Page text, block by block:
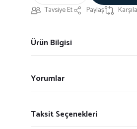
Tavsiye Et Paylaş
Ürün Bilgisi
Yorumlar
Taksit Seçenekleri